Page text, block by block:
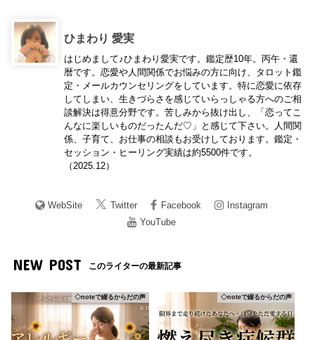
ひまわり 愛実
はじめまして♪ひまわり愛実です。鑑定歴10年。丙午・還
暦です。恋愛や人間関係でお悩みの方に向け、タロット鑑
定・メールカウンセリングをしています。特に恋愛に依存
してしまい、生きづらさを感じていらっしゃる方へのご相
談解決は得意分野です。苦しみから抜け出し、「恋ってこ
んなに楽しいものだったんだ♡」と感じて下さい。人間関
係、子育て、お仕事の相談もお受けしております。鑑定・
セッション・ヒーリング実績は約5500件です。
（2025.12）
WebSite Twitter Facebook
Instagram
YouTube
NEW POST このライターの最新記事
◇noteで綴るからだの声 ◇noteで綴るからだの声